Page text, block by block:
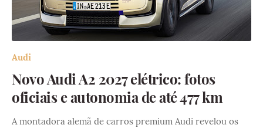
Audi
Novo Audi A2 2027 elétrico: fotos
oficiais e autonomia de até 477 km
A montadora alemã de carros premium Audi revelou os